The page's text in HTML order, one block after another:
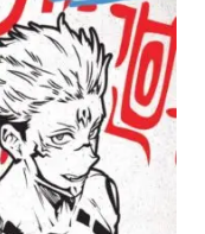
through
$280.00